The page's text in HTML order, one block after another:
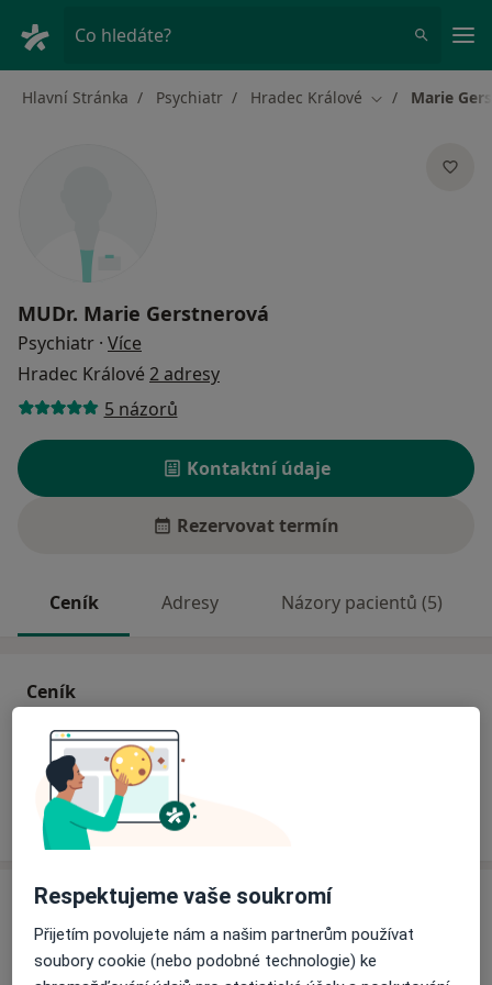
Co hledáte?
Hlavní Stránka Psychiatr Hradec Králové Změna města
Marie
MUDr. Marie Gerstnerová
Psychiatr · Více
Hradec Králové 2 adresy
5 názorů
Kontaktní údaje
Rezervovat termín
Ceník Adresy Názory pacientů (5)
Ceník
Informace o službách a cenách nejsou k dispozici
Tento specialista ještě nepřidával žádné informace o
Adresy (2)
Adresa 1 Adresa 2
Respektujeme vaše soukromí
Přijetím povolujete nám a našim partnerům používat
soubory cookie (nebo podobné technologie) ke